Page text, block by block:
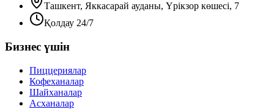
Ташкент, Яккасарай ауданы, Үрікзор көшесі, 7
Қолдау 24/7
Бизнес үшін
Пиццериялар
Кофеханалар
Шайханалар
Асханалар